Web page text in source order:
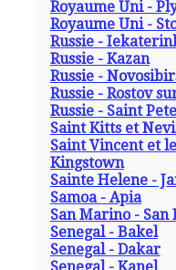
Royaume Uni -
Royaume Uni -
Russie -
Russie - Kazan
Russie -
Russie - Rostov
Russie - Saint
Saint Kitts et
Saint Vincent et
Kingstown
Sainte Helene -
Samoa - Apia
San Marino - San
Senegal - Bakel
Senegal - Dakar